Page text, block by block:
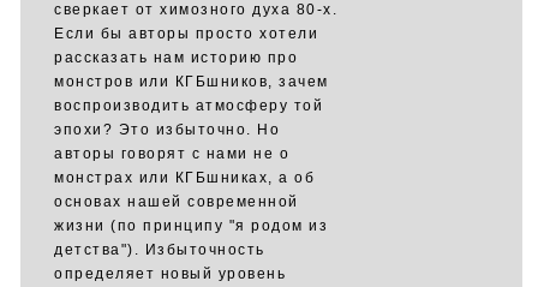
сверкает от химозного духа 80-х.
Если бы авторы просто хотели
рассказать нам историю про
монстров или КГБшников, зачем
воспроизводить атмосферу той
эпохи? Это избыточно. Но
авторы говорят с нами не о
монстрах или КГБшниках, а об
основах нашей современной
жизни (по принципу "я родом из
детства"). Избыточность
определяет новый уровень